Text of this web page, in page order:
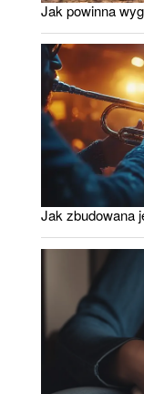
Jak powinna
Jak zbudowana